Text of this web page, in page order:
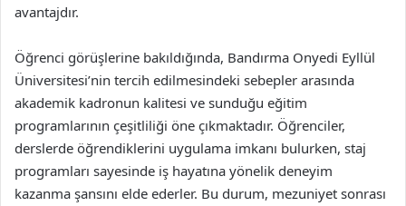
avantajdır.
Öğrenci görüşlerine bakıldığında, Bandırma Onyedi Eyllül
Üniversitesi’nin tercih edilmesindeki sebepler arasında
akademik kadronun kalitesi ve sunduğu eğitim
programlarının çeşitliliği öne çıkmaktadır. Öğrenciler,
derslerde öğrendiklerini uygulama imkanı bulurken, staj
programları sayesinde iş hayatına yönelik deneyim
kazanma şansını elde ederler. Bu durum, mezuniyet sonrası